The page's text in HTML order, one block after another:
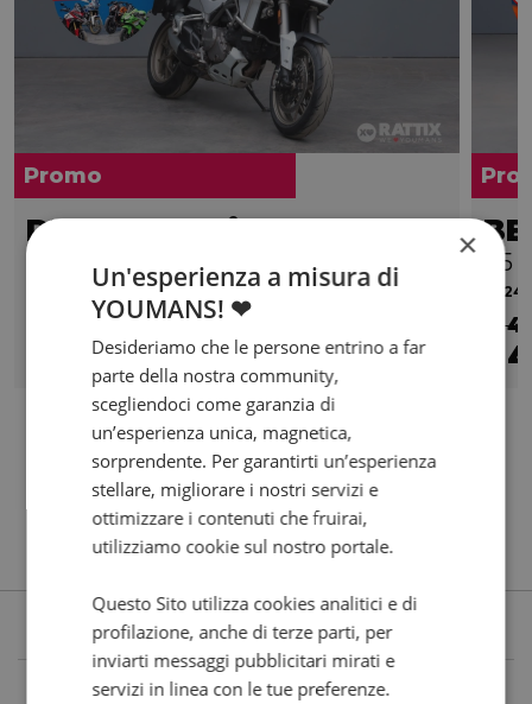
Promo
DUCATI Multistrada 1260
2018 | 71640 km | 1262 cc | 158 Hp | 116.2 Kw
€ 9.390
8.390 €150/mese
E5
2024
€
×
Un'esperienza a misura di
YOUMANS! ❤
Desideriamo che le persone entrino a far
parte della nostra community,
scegliendoci come garanzia di
un’esperienza unica, magnetica,
sorprendente. Per garantirti un’esperienza
stellare, migliorare i nostri servizi e
ottimizzare i contenuti che fruirai,
utilizziamo cookie sul nostro portale.
Questo Sito utilizza cookies analitici e di
profilazione, anche di terze parti, per
inviarti messaggi pubblicitari mirati e
servizi in linea con le tue preferenze.